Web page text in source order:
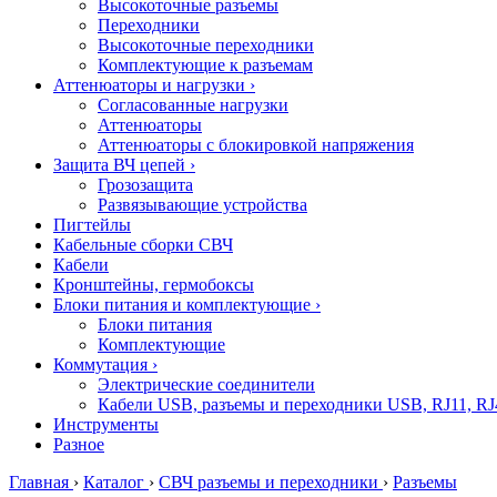
Высокоточные разъемы
Переходники
Высокоточные переходники
Комплектующие к разъемам
Аттенюаторы и нагрузки ›
Согласованные нагрузки
Аттенюаторы
Аттенюаторы с блокировкой напряжения
Защита ВЧ цепей ›
Грозозащита
Развязывающие устройства
Пигтейлы
Кабельные сборки СВЧ
Кабели
Кронштейны, гермобоксы
Блоки питания и комплектующие ›
Блоки питания
Комплектующие
Коммутация ›
Электрические соединители
Кабели USB, разъемы и переходники USB, RJ11,
Инструменты
Разное
Главная › Каталог › СВЧ разъемы и переходники › Разъемы